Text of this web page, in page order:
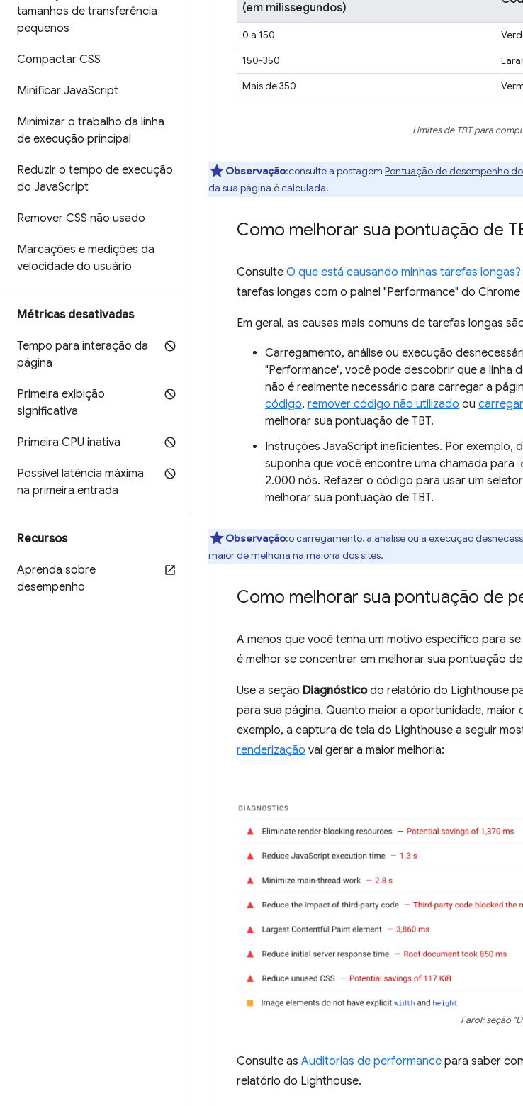
tamanhos de transferência
pequenos
Compactar CSS
Minificar JavaScript
Minimizar o trabalho da linha
de execução principal
Reduzir o tempo de execução
do JavaScript
Remover CSS não usado
Marcações e medições da
velocidade do usuário
Métricas desativadas
Tempo para interação da
página
Primeira exibição
significativa
Primeira CPU inativa
Possível latência máxima
na primeira entrada
Recursos
Aprenda sobre
desempenho
(em milissegundos)
0 a 150
150-350
Mais de 350
Limites de TBT para
Observação:consulte a postagem Pontuação de desempenho
da sua página é calculada.
Como melhorar sua pontuação de
Consulte O que está causando minhas tarefas longas?
tarefas longas com o painel "Performance" do Chrome
Em geral, as causas mais comuns de tarefas longas
Carregamento, análise ou execução
"Performance", você pode descobrir que a linha
não é realmente necessário para carregar a
código, remover código não utilizado ou
melhorar sua pontuação de TBT.
Instruções JavaScript ineficientes. Por exemplo,
suponha que você encontre uma chamada para
2.000 nós. Refazer o código para usar um
melhorar sua pontuação de TBT.
Observação:o carregamento, a análise ou a execução
maior de melhoria na maioria dos sites.
Como melhorar sua pontuação de
A menos que você tenha um motivo específico para
é melhor se concentrar em melhorar sua pontuação
Use a seção Diagnósticodo relatório do Lighthouse
para sua página. Quanto maior a oportunidade,
exemplo, a captura de tela do Lighthouse a seguir
renderização vai gerar a maior melhoria:
Farol: seção
Consulte as Auditorias de performance para saber
relatório do Lighthouse.